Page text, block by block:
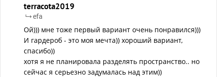
terracota2019
efa
Ой))) мне тоже первый вариант очень понравился)))
И гардероб - это моя мечта)) хороший вариант,
спасибо))
хотя я не планировала разделять пространство.. но
сейчас я серьезно задумалась над этим))